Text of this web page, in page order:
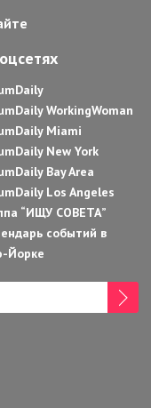
WorkingWoman
Miami
New York
Bay Area
Los Angeles
“ИЩУ СОВЕТА”
событий в
Йорке